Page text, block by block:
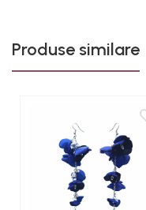
Produse similare